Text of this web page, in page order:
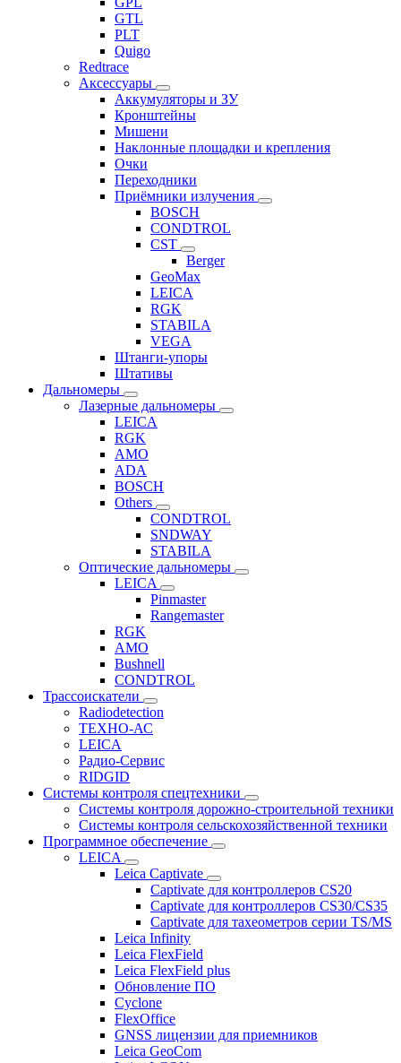
GTL
PLT
Quigo
Redtrace
Аксессуары
Аккумуляторы и ЗУ
Кронштейны
Мишени
Наклонные площадки и крепления
Очки
Переходники
Приёмники излучения
BOSCH
CONDTROL
CST
Berger
GeoMax
LEICA
RGK
STABILA
VEGA
Штанги-упоры
Штативы
Дальномеры
Лазерные дальномеры
LEICA
RGK
AMO
ADA
BOSCH
Others
CONDTROL
SNDWAY
STABILA
Оптические дальномеры
LEICA
Pinmaster
Rangemaster
RGK
AMO
Bushnell
CONDTROL
Трассоискатели
Radiodetection
ТЕХНО-АС
LEICA
Радио-Сервис
RIDGID
Системы контроля спецтехники
Системы контроля дорожно-строительной техники
Системы контроля сельскохозяйственной техники
Программное обеспечение
LEICA
Leica Captivate
Captivate для контроллеров CS20
Captivate для контроллеров CS30/CS35
Captivate для тахеометров серии TS/MS
Leica Infinity
Leica FlexField
Leica FlexField plus
Обновление ПО
Cyclone
FlexOffice
GNSS лицензии для приемников
Leica GeoCom